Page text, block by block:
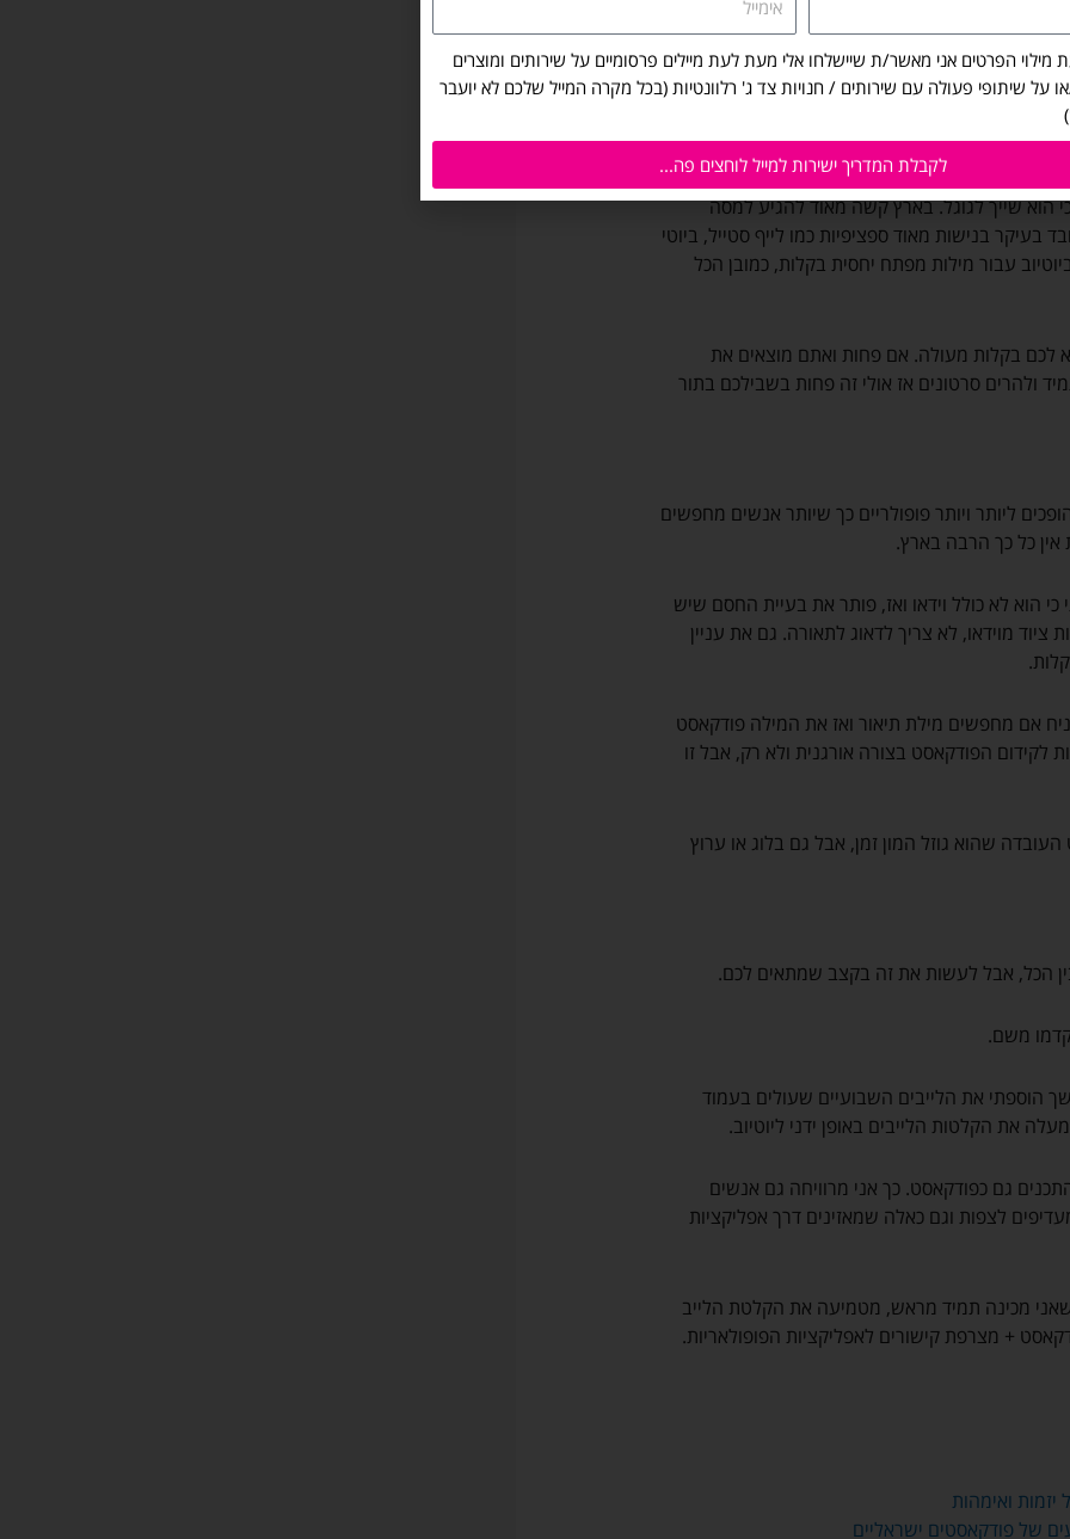
שצריך לעשות ערוץ יוטיוב מושקע עם וידאוים
כל מיני תכנים בצורה רנדומלית. בחו”ל יש ערוצים
ביוטיוב והם מקבלים עשרות ומאות אלפי צפיות
הוא שייך לגוגל. בארץ קשה מאוד להגיע למסה
בעיקר בנישות מאוד ספציפיות כמו לייף סטייל, ביוטי
עבור מילות מפתח יחסית בקלות, כמובן הכל
לכם בקלות מעולה. אם פחות ואתם מוצאים את
ולהרים סרטונים אז אולי זה פחות בשבילכם בתור
ליותר ויותר פופולריים כך שיותר אנשים מחפשים
אין כל כך הרבה בארץ.
הוא לא כולל וידאו ואז, פותר את בעיית החסם שיש
מוידאו, לא צריך לדאוג לתאורה. גם את עניין
אם מחפשים מילת תיאור ואז את המילה פודקאסט
לקידום הפודקאסט בצורה אורגנית ולא רק, אבל זו
שהוא גוזל המון זמן, אבל גם בלוג או ערוץ
הכל, אבל לעשות את זה בקצב שמתאים לכם.
משם.
הוספתי את הלייבים השבועיים שעולים בעמוד
את הקלטות הלייבים באופן ידני ליוטיוב.
גם כפודקאסט. כך אני מרוויחה גם אנשים
לצפות וגם כאלה שמאזינים דרך אפליקציות
שאני מכינה תמיד מראש, מטמיעה את הקלטת הלייב
+ מצרפת קישורים לאפליקציות הפופולאריות.
ואימהות
של פודקאסטים ישראליים
מילוי הפרטים אני מאשר/ת שיישלחו אלי מעת לעת מיילים פרסומיים על שירותים ומוצרים
או על שיתופי פעולה עם שירותים / חנויות צד ג' רלוונטיות (בכל מקרה המייל שלכם לא יועבר
לקבלת המדריך ישירות למייל לוחצים פה...